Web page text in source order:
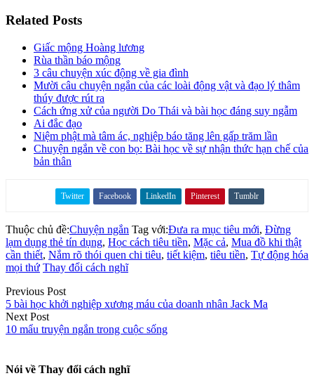
Related Posts
Giấc mộng Hoàng lương
Rùa thần báo mộng
3 câu chuyện xúc động về gia đình
Mười câu chuyện ngắn của các loài động vật và đạo lý thâm
thúy được rút ra
Cách ứng xử của người Do Thái và bài học đáng suy ngẫm
Ai đắc đạo
Niệm phật mà tâm ác, nghiệp báo tăng lên gấp trăm lần
Chuyện ngắn về con bọ: Bài học về sự nhận thức hạn chế của
bản thân
Twitter Facebook LinkedIn Pinterest Tumblr
Thuộc chủ đề:Chuyện ngắn Tag với:Đưa ra mục tiêu mới, Đừng
lạm dụng thẻ tín dụng, Học cách tiêu tiền, Mặc cả, Mua đồ khi thật
cần thiết, Nắm rõ thói quen chi tiêu, tiết kiệm, tiêu tiền, Tự động hóa
mọi thứ Thay đổi cách nghĩ
Previous Post
5 bài học khởi nghiệp xương máu của doanh nhân Jack Ma
Next Post
10 mẩu truyện ngắn trong cuộc sống
Nói về Thay đổi cách nghĩ